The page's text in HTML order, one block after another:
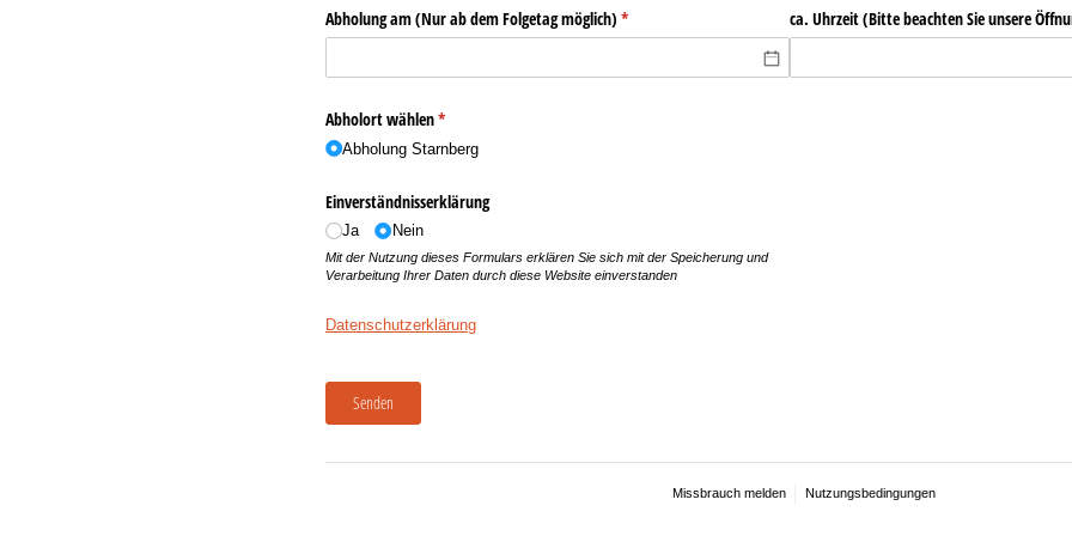
Abholung am (Nur ab dem Folgetag möglich) *
(erforderlich) ca. Uhrzeit (Bitte beachten Sie unsere
Abholort wählen*
(erforderlich)
Abholung Starnberg
Einverständnisserklärung
Ja Nein
Mit der Nutzung dieses Formulars erklären Sie sich mit der Speicherung und
Verarbeitung Ihrer Daten durch diese Website einverstanden
Datenschutzerklärung
Senden
Missbrauch melden Nutzungsbedingungen